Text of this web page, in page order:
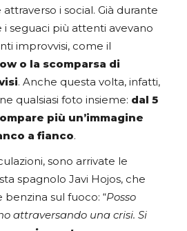
i social. Già durante
i seguaci più attenti avevano
improvvisi, come il
o la scomparsa di
. Anche questa volta, infatti,
qualsiasi foto insieme: dal 5
più un’immagine
a fianco.
sono arrivate le
spagnolo Javi Hojos, che
benzina sul fuoco: “Posso
attraversando una crisi. Si